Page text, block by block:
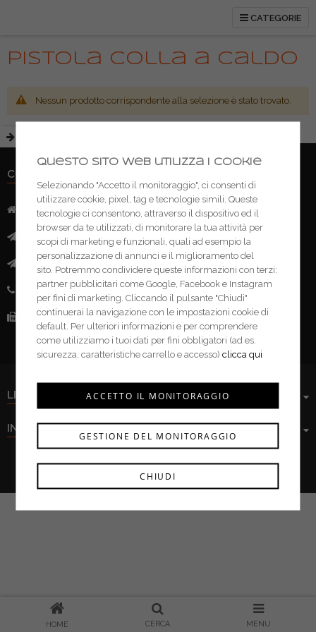
CATEGORIE
HOME CERCA MENU
Pistola colla a caldo
Nessun prodotto corrispondente alla selezione è stato trovato.
CONTATTI
Indirizzo:Via Mazzini, 52 - 46043 Castiglione delle Stivere (MN)
info@ferramentacima.com
Pec:
Telefono: (+39) 0376 943911
Fax:(+39) 0376 943913
LINK UTILI
INFORMAZIONI
Ferramenta Cima s.r.l. © 2021
Questo sito web utilizza i cookie
Selezionando "Accetto il monitoraggio", ci consenti di
utilizzare cookie, pixel, tag e tecnologie simili. Queste
tecnologie ci consentono, attraverso il dispositivo ed il
browser da te utilizzati, di monitorare la tua attività per
scopi di marketing e funzionali, quali ad esempio la
personalizzazione di annunci e il miglioramento del
sito. Potremmo condividere queste informazioni con terzi:
partner pubblicitari come Google, Facebook e Instagram
per fini di marketing. Cliccando il pulsante "Chiudi"
continuerai la navigazione con le impostazioni cookie di
default. Per ulteriori informazioni e per comprendere
come utilizziamo i tuoi dati per fini obbligatori (ad es.
sicurezza, caratteristiche carrello e accesso)clicca qui
CHIUDI
GESTIONE DEL MONITORAGGIO
ACCETTO IL MONITORAGGIO